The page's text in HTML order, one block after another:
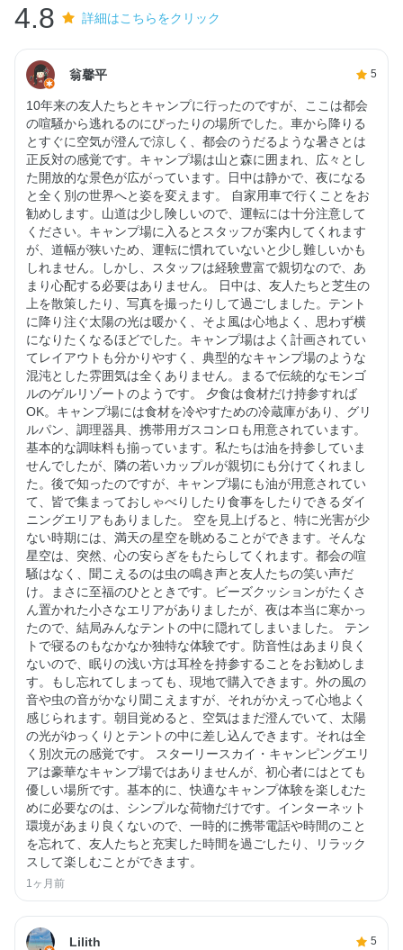
4.8 詳細はこちらをクリック
翁馨平 5
10年来の友人たちとキャンプに行ったのですが、ここは都会
の喧騒から逃れるのにぴったりの場所でした。車から降りる
とすぐに空気が澄んで涼しく、都会のうだるような暑さとは
正反対の感覚です。キャンプ場は山と森に囲まれ、広々とし
た開放的な景色が広がっています。日中は静かで、夜になる
と全く別の世界へと姿を変えます。 自家用車で行くことをお
勧めします。山道は少し険しいので、運転には十分注意して
ください。キャンプ場に入るとスタッフが案内してくれます
が、道幅が狭いため、運転に慣れていないと少し難しいかも
しれません。しかし、スタッフは経験豊富で親切なので、あ
まり心配する必要はありません。 日中は、友人たちと芝生の
上を散策したり、写真を撮ったりして過ごしました。テント
に降り注ぐ太陽の光は暖かく、そよ風は心地よく、思わず横
になりたくなるほどで​​した。キャンプ場はよく計画されてい
てレイアウトも分かりやすく、典型的なキャンプ場のような
混沌とした雰囲気は全くありません。まるで伝統的なモンゴ
ルのゲルリゾートのようです。 夕食は食材だけ持参すれば
OK。キャンプ場には食材を冷やすための冷蔵庫があり、グリ
ルパン、調理器具、携帯用ガスコンロも用意されています。
基本的な調味料も揃っています。私たちは油を持参していま
せんでしたが、隣の若いカップルが親切にも分けてくれまし
た。後で知ったのですが、キャンプ場にも油が用意されてい
て、皆で集まっておしゃべりしたり食事をしたりできるダイ
ニングエリアもありました。 空を見上げると、特に光害が少
ない時期には、満天の星空を眺めることができます。そんな
星空は、突然、心の安らぎをもたらしてくれます。都会の喧
騒はなく、聞こえるのは虫の鳴き声と友人たちの笑い声だ
け。まさに至福のひとときです。ビーズクッションがたくさ
ん置かれた小さなエリアがありましたが、夜は本当に寒かっ
たので、結局みんなテントの中に隠れてしまいました。 テン
トで寝るのもなかなか独特な体験です。防音性はあまり良く
ないので、眠りの浅い方は耳栓を持参することをお勧めしま
す。もし忘れてしまっても、現地で購入できます。外の風の
音や虫の音がかなり聞こえますが、それがかえって心地よく
感じられます。朝目覚めると、空気はまだ澄んでいて、太陽
の光がゆっくりとテントの中に差し込んできます。それは全
く別次元の感覚です。 スターリースカイ・キャンピングエリ
アは豪華なキャンプ場ではありませんが、初心者にはとても
優しい場所です。基本的に、快適なキャンプ体験を楽しむた
めに必要なのは、シンプルな荷物だけです。インターネット
環境があまり良くないので、一時的に携帯電話や時間のこと
を忘れて、友人たちと充実した時間を過ごしたり、リラック
スして楽しむことができます。
1ヶ月前
Lilith 5